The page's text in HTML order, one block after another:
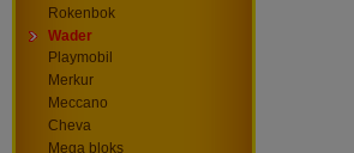
Rokenbok
Wader
Playmobil
Merkur
Meccano
Cheva
Mega bloks